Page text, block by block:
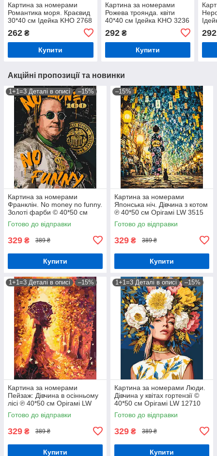
Картина за номерами
Романтика моря. Краєвид
30*40 см Ідейка KHO 2768
262 ₴
Купити
Картина за номерами
Рожева троянда. квіти
40*40 см Ідейка KHO 3236
292₴
Купити
292
Акційні пропозиції та новинки
1+1=3 Деталі в описі –15%
Картина за номерами
Франклін. No money no funny.
Золоті фарби © 40*50 см
Орігамі LW 3284
Готово до відправки
329 ₴ 389 ₴
Купити
–15%
Картина за номерами
Японська ніч. Дівчина з котом
℗ 40*50 см Орігамі LW 3515
Готово до відправки
329 ₴ 389 ₴
Купити
1+1=3 Деталі в описі –15%
Картина за номерами
Пейзаж: Дівчина в осінньому
лісі ℗ 40*50 см Орігамі LW
3062
Готово до відправки
329 ₴ 389 ₴
Купити
1+1=3 Деталі в описі –15%
Картина за номерами Люди.
Дівчина у квітах гортензії ©
40*50 см Орігамі LW 12710
Готово до відправки
329 ₴ 389 ₴
Купити